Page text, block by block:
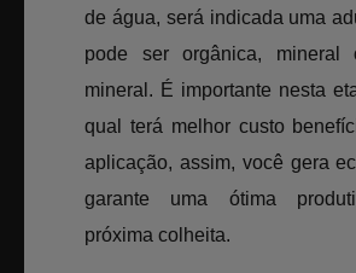
de água, será indicada uma
pode ser orgânica, mineral
mineral. É importante nesta
qual terá melhor custo
aplicação, assim, você gera
garante uma ótima
próxima colheita.